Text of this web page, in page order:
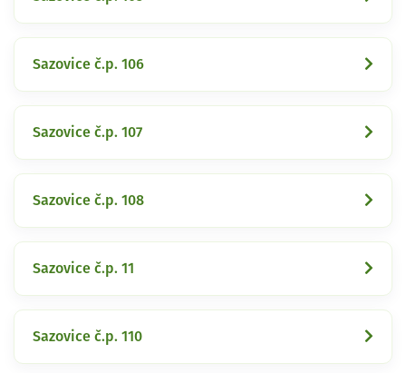
Sazovice č.p. 106
Sazovice č.p. 107
Sazovice č.p. 108
Sazovice č.p. 11
Sazovice č.p. 110